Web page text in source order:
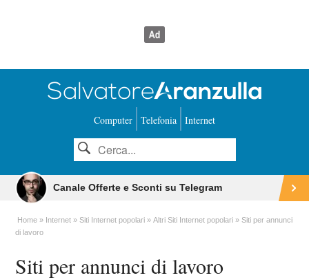
Computer Telefonia Internet
Canale Offerte e Sconti su Telegram
Home Internet Siti Internet popolari Altri Siti Internet popolari
Siti per annunci
di lavoro
Siti per annunci di lavoro